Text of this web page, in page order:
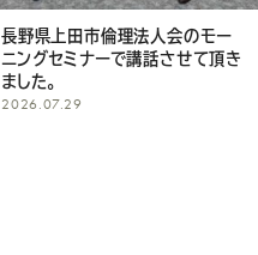
い
長野県上田市倫理法人会のモー
ニングセミナーで講話させて頂き
ました。
2026.07.29